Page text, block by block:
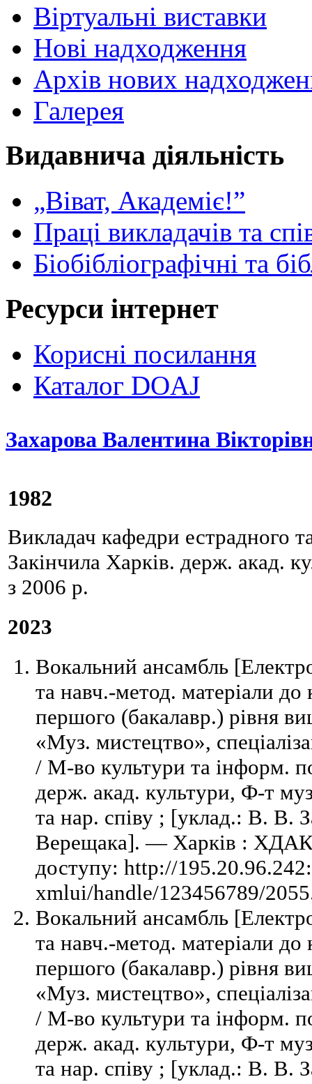
Віртуальні виставки
Нові надходження
Архів нових
Галерея
Видавнича діяльність
„Віват, Академіє!”
Праці викладачів та
Біобібліографічні та
Ресурси інтернет
Корисні посилання
Каталог DOAJ
Захарова Валентина
1982
Викладач кафедри естрадного
Закінчила Харків. держ. акад.
з 2006 р.
2023
Вокальний ансамбль
та навч.-метод. матеріали до
першого (бакалавр.) рівня
«Муз. мистецтво»,
/ М-во культури та інформ.
держ. акад. культури, Ф-т
та нар. співу ; [уклад.: В. В.
Верещака]. — Харків :
доступу: http://
xmlui/handle/123456789/
Вокальний ансамбль
та навч.-метод. матеріали до
першого (бакалавр.) рівня
«Муз. мистецтво»,
/ М-во культури та інформ.
держ. акад. культури, Ф-т
та нар. співу ; [уклад.: В. В.